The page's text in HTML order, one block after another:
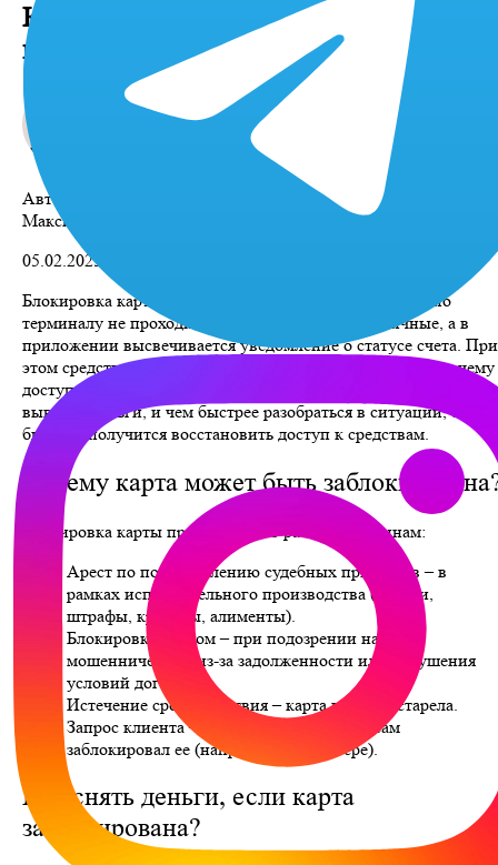
Как снять деньги с заблокированной
карты
Автор:
Максим Витальевич
05.02.2025
Блокировка карты всегда застает врасплох — платеж по
терминалу не проходит, банкомат не выдает наличные, а в
приложении высвечивается уведомление о статусе счета. При
этом средства на карте остаются, и главное — понять, почему
доступ к ним ограничен. В любом случае есть способы
вывести деньги, и чем быстрее разобраться в ситуации, тем
быстрее получится восстановить доступ к средствам.
Почему карта может быть
Блокировка карты происходит по разным причинам:
Арест по постановлению судебных приставов – в
рамках исполнительного производства (налоги,
штрафы, кредиты, алименты).
Блокировка банком – при подозрении на
мошенничество, из-за задолженности или нарушения
условий договора.
Истечение срока действия – карта просто устарела.
Запрос клиента – если держатель карты сам
заблокировал ее (например, при потере).
Как снять деньги, если карта
заблокирована?